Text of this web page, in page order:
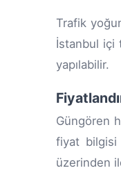
Trafik
İstanbul içi
yapılabilir.
Güngören
fiyat bilgisi
üzerinden